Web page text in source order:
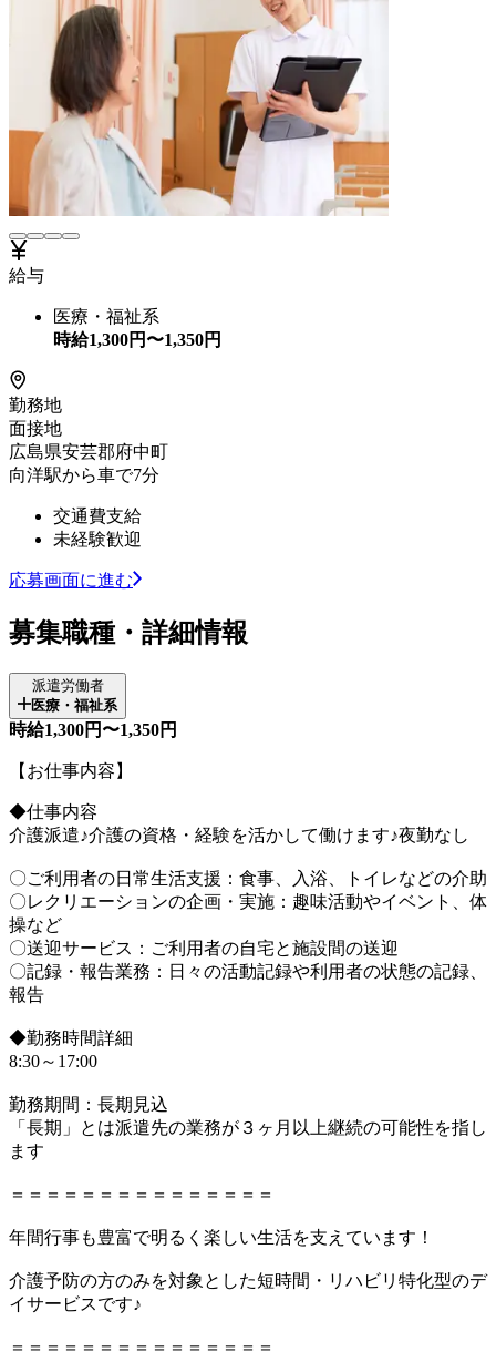
給与
医療・福祉系
時給1,300円〜1,350円
勤務地
面接地
広島県安芸郡府中町
向洋駅から車で7分
交通費支給
未経験歓迎
応募画面に進む
募集職種・詳細情報
派遣労働者
医療・福祉系
時給1,300円〜1,350円
【お仕事内容】
◆仕事内容
介護派遣♪介護の資格・経験を活かして働けます♪夜勤なし
〇ご利用者の日常生活支援：食事、入浴、トイレなどの介助
〇レクリエーションの企画・実施：趣味活動やイベント、体
操など
〇送迎サービス：ご利用者の自宅と施設間の送迎
〇記録・報告業務：日々の活動記録や利用者の状態の記録、
報告
◆勤務時間詳細
8:30～17:00
勤務期間：長期見込
「長期」とは派遣先の業務が３ヶ月以上継続の可能性を指し
ます
＝＝＝＝＝＝＝＝＝＝＝＝＝＝＝
年間行事も豊富で明るく楽しい生活を支えています！
介護予防の方のみを対象とした短時間・リハビリ特化型のデ
イサービスです♪
＝＝＝＝＝＝＝＝＝＝＝＝＝＝＝